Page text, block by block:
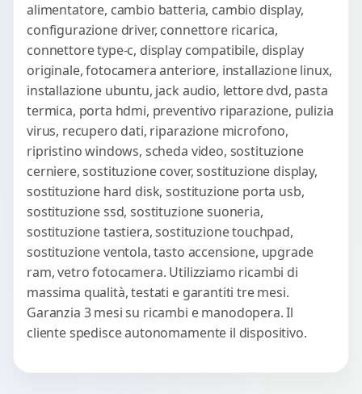
alimentatore, cambio batteria, cambio display,
configurazione driver, connettore ricarica,
connettore type-c, display compatibile, display
originale, fotocamera anteriore, installazione linux,
installazione ubuntu, jack audio, lettore dvd, pasta
termica, porta hdmi, preventivo riparazione, pulizia
virus, recupero dati, riparazione microfono,
ripristino windows, scheda video, sostituzione
cerniere, sostituzione cover, sostituzione display,
sostituzione hard disk, sostituzione porta usb,
sostituzione ssd, sostituzione suoneria,
sostituzione tastiera, sostituzione touchpad,
sostituzione ventola, tasto accensione, upgrade
ram, vetro fotocamera. Utilizziamo ricambi di
massima qualità, testati e garantiti tre mesi.
Garanzia 3 mesi su ricambi e manodopera. Il
cliente spedisce autonomamente il dispositivo.